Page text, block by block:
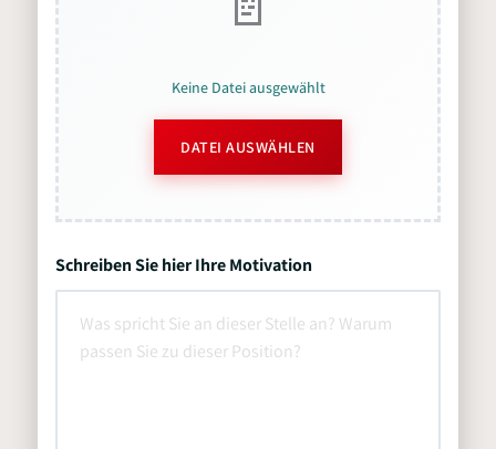
Keine Datei ausgewählt
DATEI AUSWÄHLEN
Schreiben Sie hier Ihre Motivation